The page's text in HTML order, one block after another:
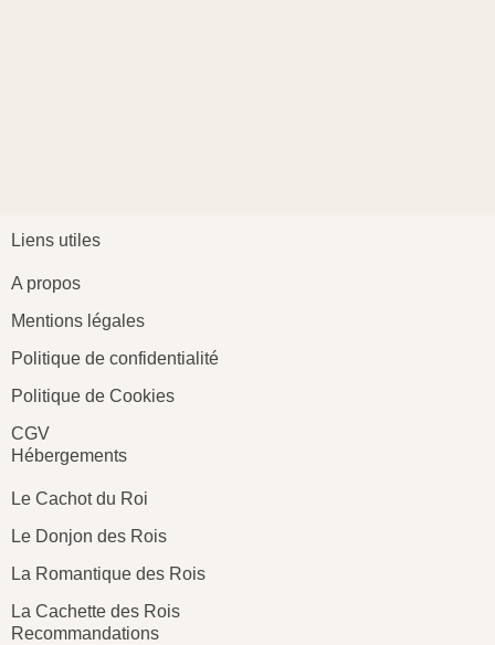
Liens utiles
A propos
Mentions légales
Politique de confidentialité
Politique de Cookies
CGV
Hébergements
Le Cachot du Roi
Le Donjon des Rois
La Romantique des Rois
La Cachette des Rois
Recommandations